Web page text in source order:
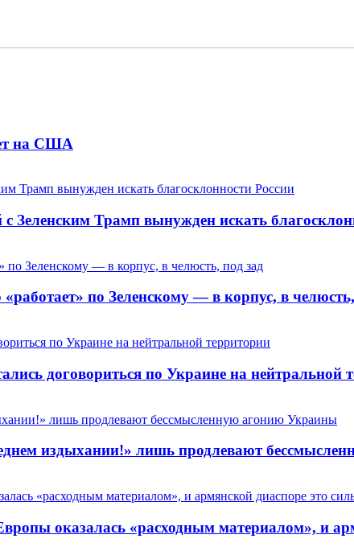
на США
Зеленским Трамп вынужден искать
по Зеленскому — в корпус, в
договориться по Украине на нейтральной
издыхании!» лишь продлевают
оказалась «расходным материалом», и